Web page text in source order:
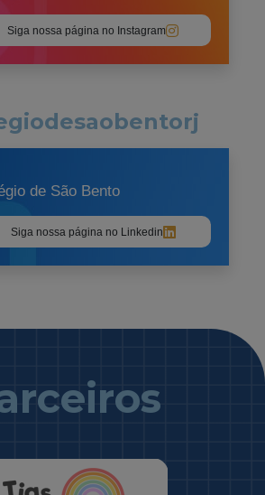
Siga nossa página no Instagram
de São Bento
Siga nossa página no Linkedin